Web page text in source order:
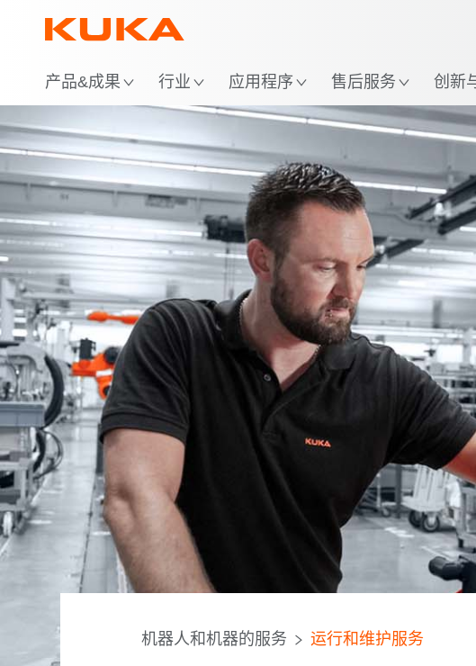
产品&成果 行业 应用程序 售后服务 创新
优势 运行和
机器人和机器的服务 运行和维护服务